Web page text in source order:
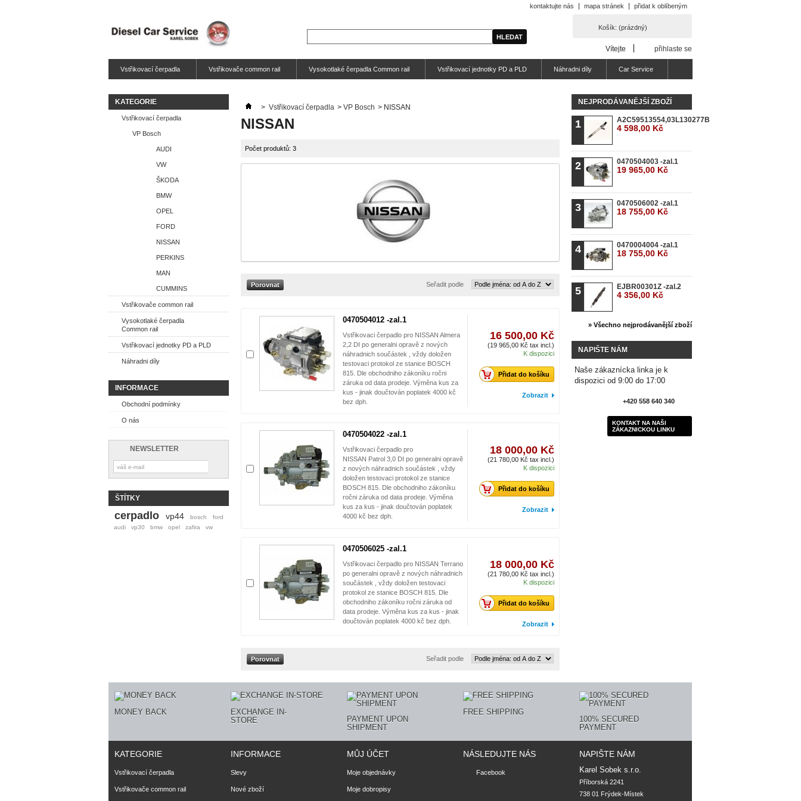
kontaktujte nás mapa stránek přidat k oblíbeným
Košík: (prázdný)
Vítejte přihlaste se
Vstřikovací čerpadla Vstřikovače common rail Vysokotlaké čerpadla Common rail Vstřikovací jednotky PD a PLD Náhradni díly Car Service
KATEGORIE
Vstřikovací čerpadla
VP Bosch
AUDI
VW
ŠKODA
BMW
OPEL
FORD
NISSAN
PERKINS
MAN
CUMMINS
Vstřikovače common rail
Vysokotlaké čerpadla
Common rail
Vstřikovací jednotky PD a PLD
Náhradni díly
INFORMACE
Obchodní podmínky
O nás
NEWSLETTER
ŠTÍTKY
cerpadlo vp44 bosch
ford
audi
vp30 bmw opel zafira vw
> Vstřikovací čerpadla > VP Bosch > NISSAN
NISSAN
Počet produktů: 3
Seřadit podle
0470504012 -zal.1
Vstřikovaci čerpadlo pro NISSAN Almera
2,2 DI po generalni opravě z nových
náhradnich součástek , vždy doložen
testovaci protokol ze stanice BOSCH
815. Dle obchodniho zákoníku ročni
záruka od data prodeje. Výměna kus za
kus - jinak doučtován poplatek 4000 kč
bez dph.
16 500,00 Kč
(19 965,00 Kč tax incl.)
K dispozici
Přidat do košíku
Zobrazit
0470504022 -zal.1
Vstřikovaci čerpadlo pro
NISSAN Patrol 3,0 DI po generalni opravě
z nových náhradnich součástek , vždy
doložen testovaci protokol ze stanice
BOSCH 815. Dle obchodniho zákoníku
ročni záruka od data prodeje. Výměna
kus za kus - jinak doučtován poplatek
4000 kč bez dph.
18 000,00 Kč
(21 780,00 Kč tax incl.)
K dispozici
Přidat do košíku
Zobrazit
0470506025 -zal.1
Vstřikovaci čerpadlo pro NISSAN Terrano
po generalni opravě z nových náhradnich
součástek , vždy doložen testovaci
protokol ze stanice BOSCH 815. Dle
obchodniho zákoníku ročni záruka od
data prodeje. Výměna kus za kus - jinak
doučtován poplatek 4000 kč bez dph.
18 000,00 Kč
(21 780,00 Kč tax incl.)
K dispozici
Přidat do košíku
Zobrazit
Seřadit podle
NEJPRODÁVANĚJŠÍ ZBOŽÍ
1 A2C59513554,03L130277B
4 598,00 Kč
2 0470504003 -zal.1
19 965,00 Kč
3 0470506002 -zal.1
18 755,00 Kč
4 0470004004 -zal.1
18 755,00 Kč
5 EJBR00301Z -zal.2
4 356,00 Kč
» Všechno nejprodávanější zboží
NAPIŠTE NÁM
Naše zákaznícka linka je k
dispozici od 9:00 do 17:00
+420 558 640 340
KONTAKT NA NAŠI
ZÁKAZNICKOU LINKU
MONEY BACK
EXCHANGE IN-
STORE
PAYMENT UPON
SHIPMENT
FREE SHIPPING
100% SECURED
PAYMENT
KATEGORIE
Vstřikovací čerpadla
Vstřikovače common rail
INFORMACE
Slevy
Nové zboží
MŮJ ÚČET
Moje objednávky
Moje dobropisy
NÁSLEDUJTE NÁS
Facebook
NAPIŠTE NÁM
Karel Sobek s.r.o.
Příborská 2241
738 01 Frýdek-Místek